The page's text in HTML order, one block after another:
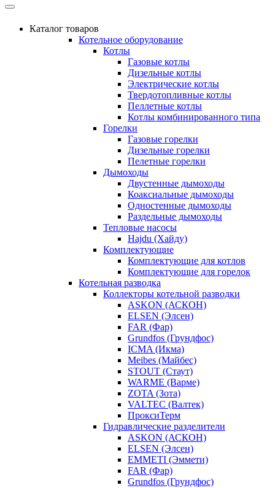
Каталог товаров
Котельное оборудование
Котлы
Газовые котлы
Дизельные котлы
Электрические котлы
Твердотопливные котлы
Пеллетные котлы
Котлы комбинированного типа
Горелки
Газовые горелки
Дизельные горелки
Пелетные горелки
Дымоходы
Двустенные дымоходы
Коаксиальные дымоходы
Одностенные дымоходы
Раздельные дымоходы
Тепловые насосы
Hajdu (Хайду)
Комплектующие
Комплектующие для котлов
Комплектующие для горелок
Котельная разводка
Коллекторы котельной разводки
ASKON (АСКОН)
ELSEN (Элсен)
FAR (Фар)
Grundfos (Грундфос)
ICMA (Икма)
Meibes (Майбес)
STOUT (Стаут)
WARME (Варме)
ZOTA (Зота)
VALTEC (Валтек)
ПроксиТерм
Гидравлические разделители
ASKON (АСКОН)
ELSEN (Элсен)
EMMETI (Эммети)
FAR (Фар)
Grundfos (Грундфос)